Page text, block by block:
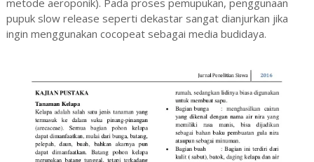
metode aeroponik). Pada proses pemupukan, penggunaan
pupuk slow release seperti dekastar sangat dianjurkan jika
ingin menggunakan cocopeat sebagai media budidaya.